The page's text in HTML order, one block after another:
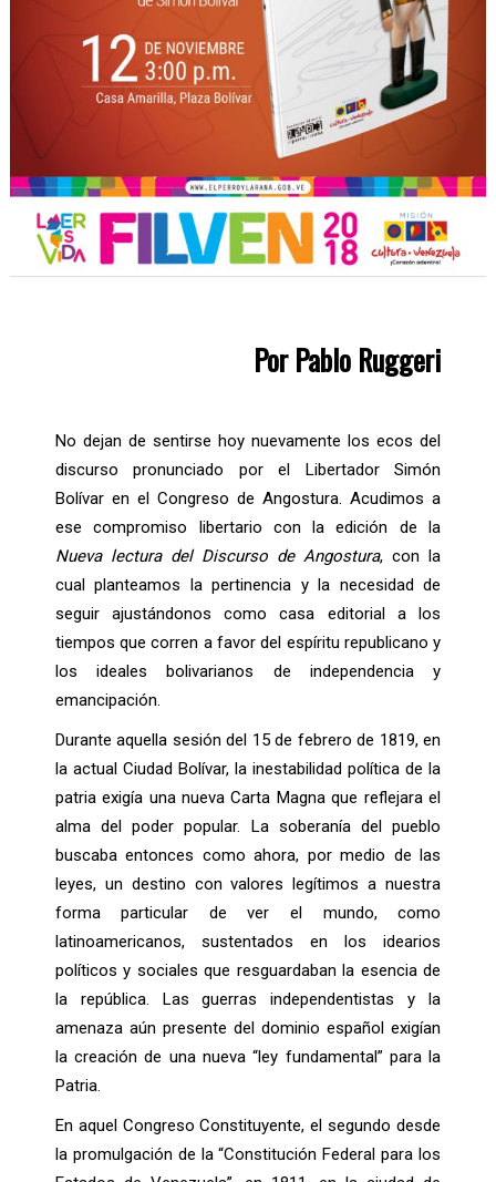
Por Pablo Ruggeri
No dejan de sentirse hoy nuevamente los ecos del
discurso pronunciado por el Libertador Simón
Bolívar en el Congreso de Angostura. Acudimos a
ese compromiso libertario con la edición de la
Nueva lectura del Discurso de Angostura, con la
cual planteamos la pertinencia y la necesidad de
seguir ajustándonos como casa editorial a los
tiempos que corren a favor del espíritu republicano y
los ideales bolivarianos de independencia y
emancipación.
Durante aquella sesión del 15 de febrero de 1819, en
la actual Ciudad Bolívar, la inestabilidad política de la
patria exigía una nueva Carta Magna que reflejara el
alma del poder popular. La soberanía del pueblo
buscaba entonces como ahora, por medio de las
leyes, un destino con valores legítimos a nuestra
forma particular de ver el mundo, como
latinoamericanos, sustentados en los idearios
políticos y sociales que resguardaban la esencia de
la república. Las guerras independentistas y la
amenaza aún presente del dominio español exigían
la creación de una nueva “ley fundamental” para la
Patria.
En aquel Congreso Constituyente, el segundo desde
la promulgación de la “Constitución Federal para los